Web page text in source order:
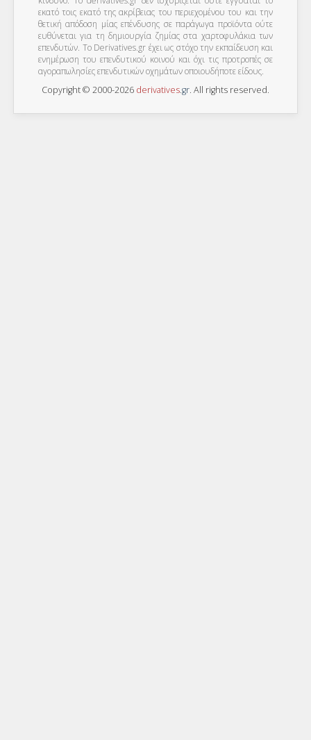
εκατό τοις εκατό της ακρίβειας του περιεχομένου του και την
θετική απόδοση μίας επένδυσης σε παράγωγα προϊόντα ούτε
ευθύνεται για τη δημιουργία ζημίας στα χαρτοφυλάκια των
επενδυτών. To Derivatives.gr έχει ως στόχο την εκπαίδευση και
ενημέρωση του επενδυτικού κοινού και όχι τις προτροπές σε
αγοραπωλησίες επενδυτικών οχημάτων οποιουδήποτε είδους.
Copyright © 2000-2026 derivatives.gr. All rights reserved.